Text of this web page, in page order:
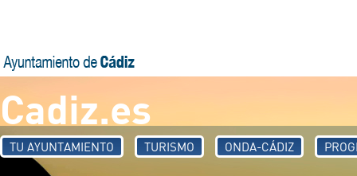
Cadiz.es
TU AYUNTAMIENTO TURISMO ONDA-CÁDIZ